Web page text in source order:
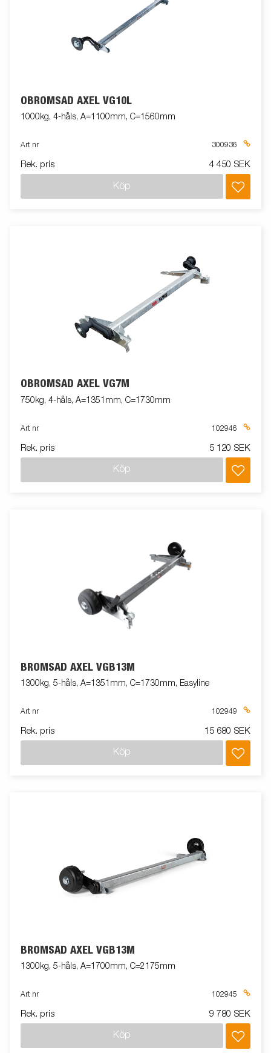
OBROMSAD AXEL VG10L
1000kg, 4-håls, A=1100mm, C=1560mm
Art nr 300936
Rek. pris 4 450 SEK
Köp
OBROMSAD AXEL VG7M
750kg, 4-håls, A=1351mm, C=1730mm
Art nr 102946
Rek. pris 5 120 SEK
Köp
BROMSAD AXEL VGB13M
1300kg, 5-håls, A=1351mm, C=1730mm, Easyline
Art nr 102949
Rek. pris 15 680 SEK
Köp
BROMSAD AXEL VGB13M
1300kg, 5-håls, A=1700mm, C=2175mm
Art nr 102945
Rek. pris 9 780 SEK
Köp